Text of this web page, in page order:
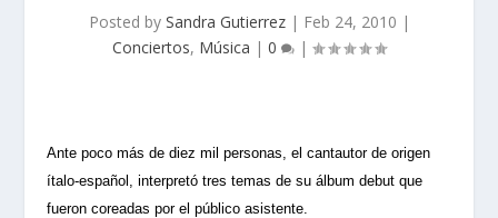
Posted by Sandra Gutierrez| Feb 24, 2010 |
Conciertos, Música | 0 |
Ante poco más de diez mil personas, el cantautor de origen
ítalo-español, interpretó tres temas de su álbum debut que
fueron coreadas por el público asistente.